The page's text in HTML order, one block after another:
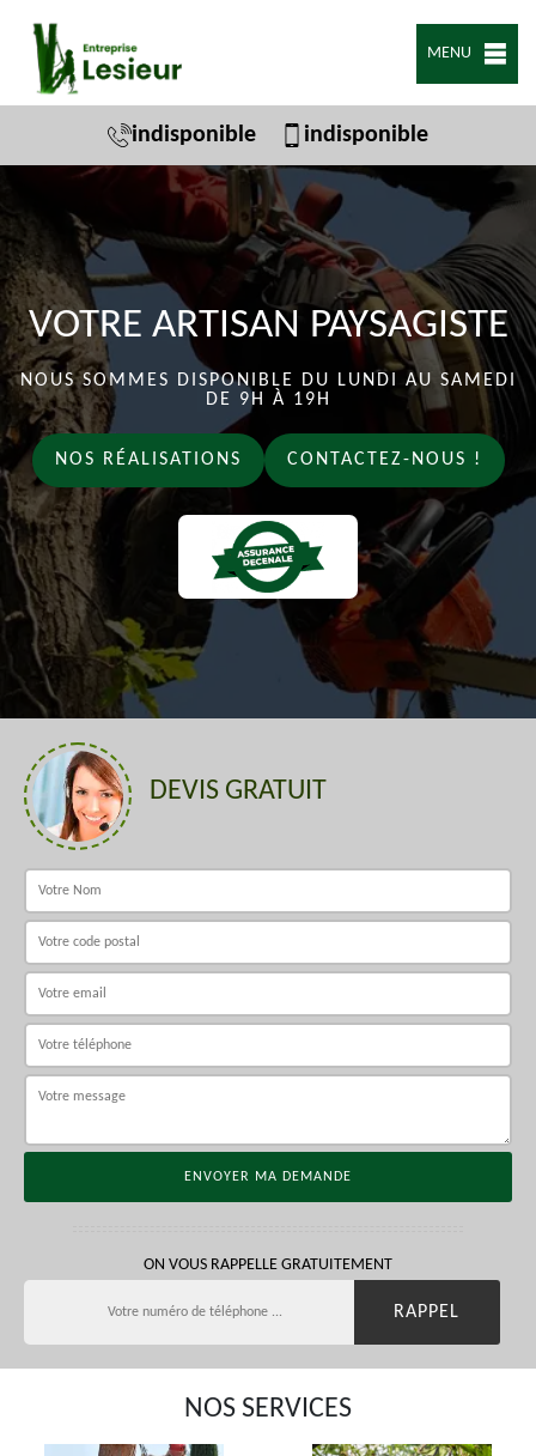
MENU
indisponible indisponible
VOTRE ARTISAN PAYSAGISTE
NOUS SOMMES DISPONIBLE DU LUNDI AU SAMEDI
DE 9H À 19H
NOS RÉALISATIONS CONTACTEZ-NOUS !
DEVIS GRATUIT
ON VOUS RAPPELLE GRATUITEMENT
NOS SERVICES